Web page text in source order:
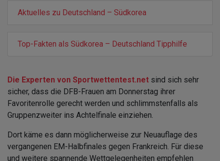
Aktuelles zu Deutschland – Südkorea
Top-Fakten als Südkorea – Deutschland Tipphilfe
Die Experten von Sportwettentest.net sind sich sehr
sicher, dass die DFB-Frauen am Donnerstag ihrer
Favoritenrolle gerecht werden und schlimmstenfalls als
Gruppenzweiter ins Achtelfinale einziehen.
Dort käme es dann möglicherweise zur Neuauflage des
vergangenen EM-Halbfinales gegen Frankreich. Für diese
und weitere spannende Wettgelegenheiten empfehlen